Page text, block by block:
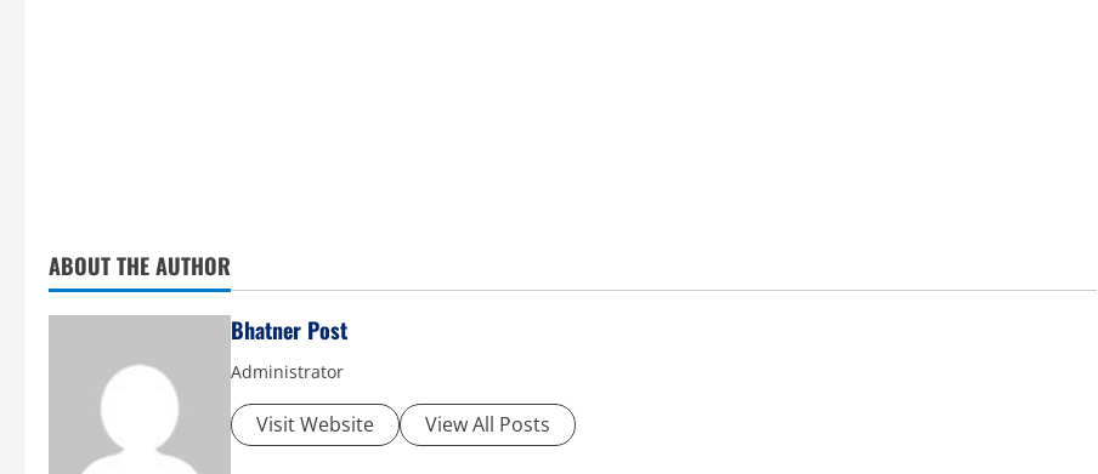
ABOUT THE AUTHOR
Bhatner Post
Administrator
Visit Website View All Posts